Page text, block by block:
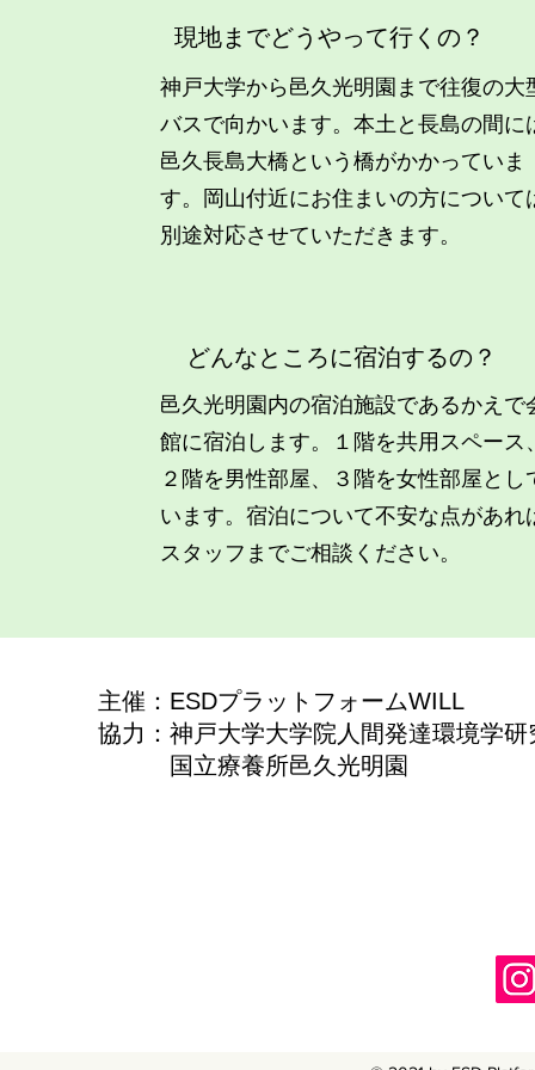
現地までどうやって行くの？
神戸大学から邑久光明園まで往復の大
バスで向かいます。本土と長島の間に
邑久長島大橋という橋がかかっていま
す。岡山付近にお住まいの方について
別途対応させていただきます。
どんなところに宿泊するの？
邑久光明園内の宿泊施設であるかえで
館に宿泊します。１階を共用スペース
２階を男性部屋、３階を女性部屋とし
います。宿泊について不安な点があれ
スタッフまでご相談ください。
​主催：ESDプラットフォームWILL
協力：神戸大学大学院人間発達環境学
​ 国立療養所邑久光明園